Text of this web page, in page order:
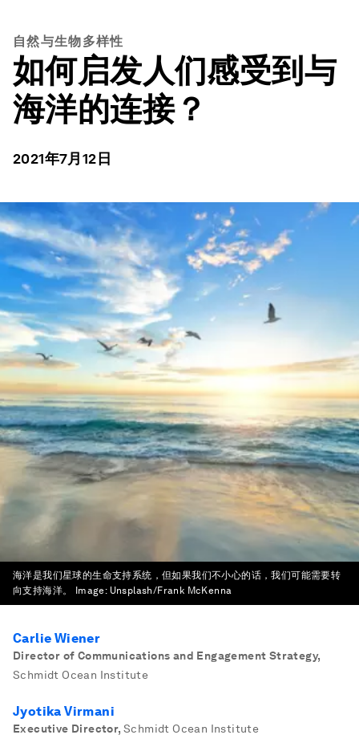
自然与生物多样性
如何启发人们感受到与
海洋的连接？
2021年7月12日
海洋是我们星球的生命支持系统，但如果我们不小心的话，我们可能需要转
向支持海洋。
Image: Unsplash/Frank McKenna
Carlie Wiener
Director of Communications and Engagement Strategy,
Schmidt Ocean Institute
Jyotika Virmani
Executive Director, Schmidt Ocean Institute